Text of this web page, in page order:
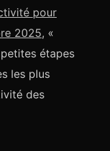
pour
2025, «
étapes
les plus
des